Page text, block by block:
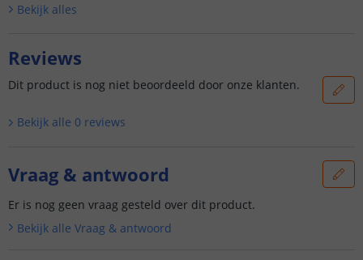
Bekijk alles
Reviews
Dit product is nog niet beoordeeld door onze klanten.
Bekijk alle 0 reviews
Vraag & antwoord
Er is nog geen vraag gesteld over dit product.
Bekijk alle Vraag & antwoord